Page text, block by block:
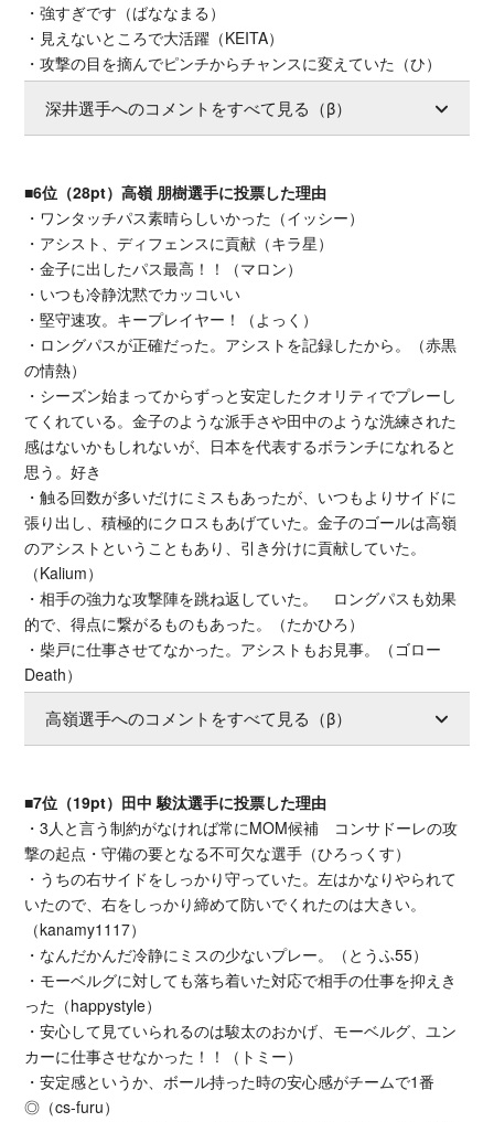
・強すぎです（ばななまる）
・見えないところで大活躍（KEITA）
・攻撃の目を摘んでピンチからチャンスに変えていた（ひ）
深井選手へのコメントをすべて見る（β）
■6位（28pt）高嶺 朋樹選手に投票した理由
・ワンタッチパス素晴らしいかった（イッシー）
・アシスト、ディフェンスに貢献（キラ星）
・金子に出したパス最高！！（マロン）
・いつも冷静沈黙でカッコいい
・堅守速攻。キープレイヤー！（よっく）
・ロングパスが正確だった。アシストを記録したから。（赤黒
の情熱）
・シーズン始まってからずっと安定したクオリティでプレーし
てくれている。金子のような派手さや田中のような洗練された
感はないかもしれないが、日本を代表するボランチになれると
思う。好き
・触る回数が多いだけにミスもあったが、いつもよりサイドに
張り出し、積極的にクロスもあげていた。金子のゴールは高嶺
のアシストということもあり、引き分けに貢献していた。
（Kalium）
・相手の強力な攻撃陣を跳ね返していた。 ロングパスも効果
的で、得点に繋がるものもあった。（たかひろ）
・柴戸に仕事させてなかった。アシストもお見事。（ゴロー
Death）
高嶺選手へのコメントをすべて見る（β）
■7位（19pt）田中 駿汰選手に投票した理由
・3人と言う制約がなければ常にMOM候補 コンサドーレの攻
撃の起点・守備の要となる不可欠な選手（ひろっくす）
・うちの右サイドをしっかり守っていた。左はかなりやられて
いたので、右をしっかり締めて防いでくれたのは大きい。
（kanamy1117）
・なんだかんだ冷静にミスの少ないプレー。（とうふ55）
・モーベルグに対しても落ち着いた対応で相手の仕事を抑えき
った（happystyle）
・安心して見ていられるのは駿太のおかげ、モーベルグ、ユン
カーに仕事させなかった！！（トミー）
・安定感というか、ボール持った時の安心感がチームで1番
◎（cs-furu）